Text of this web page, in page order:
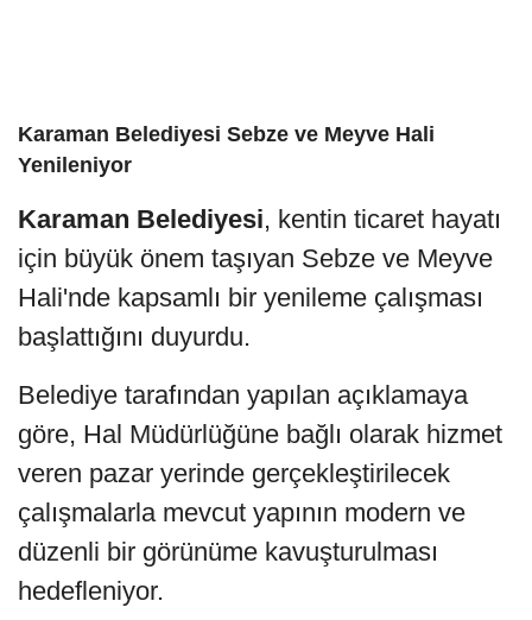
Karaman Belediyesi Sebze ve Meyve Hali
Yenileniyor
Karaman Belediyesi, kentin ticaret hayatı
için büyük önem taşıyan Sebze ve Meyve
Hali'nde kapsamlı bir yenileme çalışması
başlattığını duyurdu.
Belediye tarafından yapılan açıklamaya
göre, Hal Müdürlüğüne bağlı olarak hizmet
veren pazar yerinde gerçekleştirilecek
çalışmalarla mevcut yapının modern ve
düzenli bir görünüme kavuşturulması
hedefleniyor.